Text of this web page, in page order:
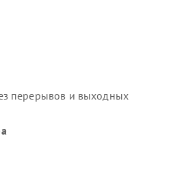
перерывов и выходных